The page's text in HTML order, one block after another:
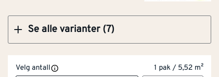
Se alle varianter (7)
Velg antall 1 pak / 5,52 m²
Egnet for fasade Nei